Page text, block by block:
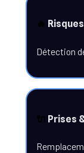
🔥
Détection
🔌 Prises